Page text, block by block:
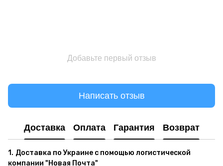
Добавьте первый отзыв
Написать отзыв
Доставка Оплата Гарантия Возврат
1. Доставка по Украине с помощью логистической
компании "Новая Почта"